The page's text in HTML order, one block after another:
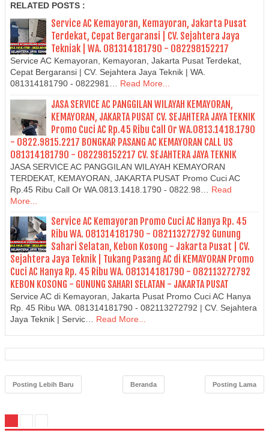
RELATED POSTS :
Service AC Kemayoran, Kemayoran, Jakarta Pusat
Terdekat, Cepat Bergaransi | CV. Sejahtera Jaya
Tekniak | WA. 081314181790 - 082298152217
Service AC Kemayoran, Kemayoran, Jakarta Pusat Terdekat,
Cepat Bergaransi | CV. Sejahtera Jaya Teknik | WA.
081314181790 - 0822981…
Read More...
JASA SERVICE AC PANGGILAN WILAYAH KEMAYORAN,
KEMAYORAN, JAKARTA PUSAT CV. SEJAHTERA JAYA TEKNIK
Promo Cuci AC Rp.45 Ribu Call Or WA.0813.1418.1790
- 0822.9815.2217 BONGKAR PASANG AC KEMAYORAN CALL US
081314181790 - 082298152217 CV. SEJAHTERA JAYA TEKNIK
JASA SERVICE AC PANGGILAN WILAYAH KEMAYORAN
TERDEKAT, KEMAYORAN, JAKARTA PUSAT Promo Cuci AC
Rp.45 Ribu Call Or WA.0813.1418.1790 - 0822.98…
Read
More...
Service AC Kemayoran Promo Cuci AC Hanya Rp. 45
Ribu WA. 081314181790 - 082113272792 Gunung
Sahari Selatan, Kebon Kosong - Jakarta Pusat | CV.
Sejahtera Jaya Teknik | Tukang Pasang AC di KEMAYORAN Promo
Cuci AC Hanya Rp. 45 Ribu WA. 081314181790 - 082113272792
KEBON KOSONG - GUNUNG SAHARI SELATAN - JAKARTA PUSAT
Service AC di Kemayoran, Jakarta Pusat Promo Cuci AC Hanya
Rp. 45 Ribu WA. 081314181790 - 082113272792 | CV. Sejahtera
Jaya Teknik | Servic…
Read More...
Posting Lebih Baru Posting Lama
Beranda